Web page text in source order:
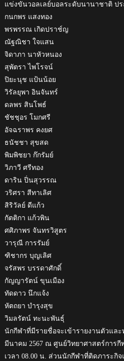
แข่งขันวอลเลย์บอลระดับนานาชาติ ปร
กนกพร แสงทอง
พรพรรณ เกิดปราช์ญ
ณัฐณิชา ใจแสน
จิดาภา นาหัวหนอง
สุพัตรา ไพโรจน์
ปิยะนุช แป้นน้อย
วิรัลยุพา อินจันทร์
ดลพร สินโพธ์
ชัชชุอร โมกศรี
อัจฉราพร คงยศ
ธนัชชา สุขสด
พิมพิชยา ก๊กรัมย์
วิภาวี ศรีทอง
ดาริน ปิ่นสุวรรณ
วริศรา สีทาเลิศ
สิริวัลย์ ดีแก้ว
กัตติกา แก้วพิน
ศศิภาพร จันทรวิสูตร
วารุณี การรัมย์
ฑิชากร บุญเลิศ
จรัสพร บรรดาศักดิ์
กัญญารัตน์ ขุนเมือง
ทัดดาว นึกแจ้ง
หัตถยา บำรุงสุข
วิมลรัตน์ ทะนะพันธุ์
นักกีฬาที่มีรายชื่อจะเข้ารายงานตัวแล
มีนาคม 2567 ณ ศูนย์วิทยาศาสตร์การกี
เวลา 08.00 น. ส่วนนักกีฬาที่ติดภาระกิ